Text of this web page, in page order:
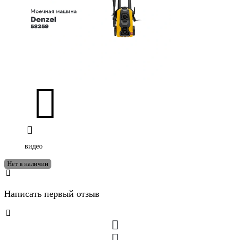
видео
Нет в наличии
Написать первый отзыв